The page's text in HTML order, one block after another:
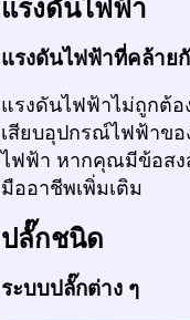
แรงดันไฟฟ้า
แรงดันไฟฟ้าที่คล้าย
แรงดันไฟฟ้าไม่ถูกต้
เสียบอุปกรณ์ไฟฟ้าขอ
ไฟฟ้า หากคุณมีข้อสง
มืออาชีพเพิ่มเติม
ปลั๊กชนิด
ระบบปลั๊กต่าง ๆ